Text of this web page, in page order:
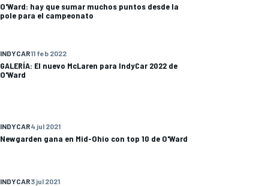
O'Ward: hay que sumar muchos puntos desde la
pole para el campeonato
INDYCAR11 feb 2022
GALERÍA: El nuevo McLaren para IndyCar 2022 de
O'Ward
INDYCAR4 jul 2021
Newgarden gana en Mid-Ohio con top 10 de O'Ward
INDYCAR3 jul 2021